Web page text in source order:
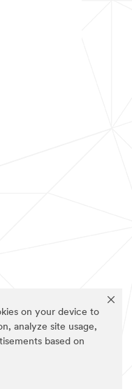
on your device to
analyze site usage,
based on